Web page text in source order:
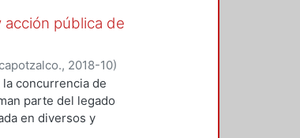
acción pública de
, 2018-10)
Arias, Diego;Pérez
Othon;Aquino
Hijar Gonzalez, Cristina
concurrencia de
parte del legado
en diversos y